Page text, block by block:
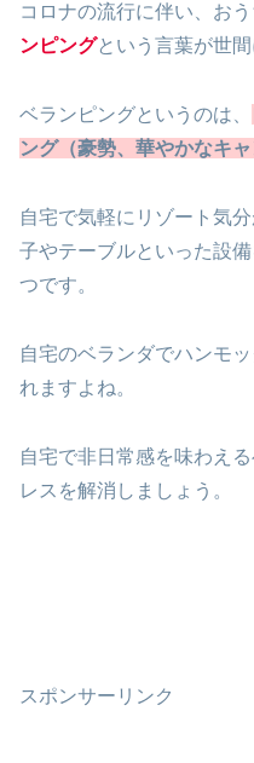
コロナの流行に伴い、お
ンピングという言葉が世間
ベランピングというのは、
ング（豪勢、華やかなキャ
自宅で気軽にリゾート気
子やテーブルといった設
つです。
自宅のベランダでハンモ
れますよね。
自宅で非日常感を味わえ
レスを解消しましょう。
スポンサーリンク